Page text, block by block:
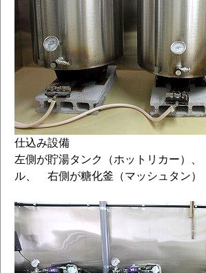
仕込み設備
左側が貯湯タンク（ホットリカー）
ル、 右側が糖化釜（マッシュタン）